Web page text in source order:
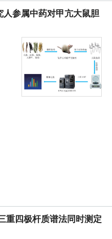
参属中药对甲亢大鼠胆
重四极杆质谱法同时测定